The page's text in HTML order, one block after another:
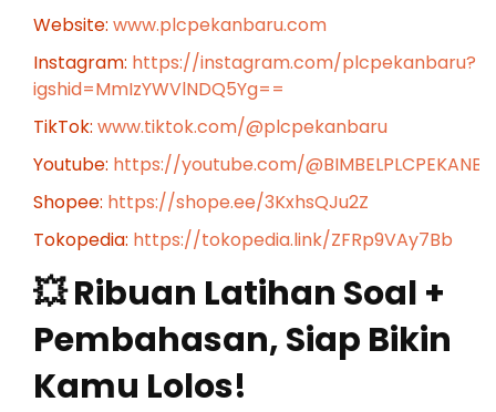
Website: www.plcpekanbaru.com
Instagram: https://instagram.com/plcpekanbaru?
igshid=MmIzYWVlNDQ5Yg==
TikTok: www.tiktok.com/@plcpekanbaru
Youtube: https://youtube.com/
Shopee: https://shope.ee/3KxhsQJu2Z
Tokopedia: https://tokopedia.link/ZFRp9VAy7Bb
💥 Ribuan Latihan Soal +
Pembahasan, Siap Bikin
Kamu Lolos!